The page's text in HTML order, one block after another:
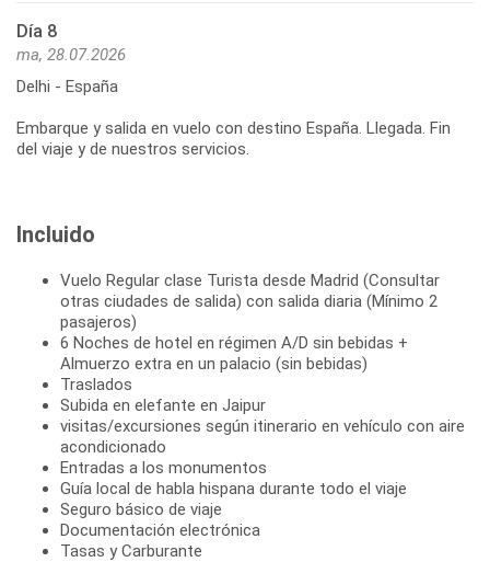
Día 8
ma, 28.07.2026
Delhi - España
Embarque y salida en vuelo con destino España. Llegada. Fin
del viaje y de nuestros servicios.
Incluido
Vuelo Regular clase Turista desde Madrid (Consultar
otras ciudades de salida) con salida diaria (Mínimo 2
pasajeros)
6 Noches de hotel en régimen A/D sin bebidas +
Almuerzo extra en un palacio (sin bebidas)
Traslados
Subida en elefante en Jaipur
visitas/excursiones según itinerario en vehículo con aire
acondicionado
Entradas a los monumentos
Guía local de habla hispana durante todo el viaje
Seguro básico de viaje
Documentación electrónica
Tasas y Carburante